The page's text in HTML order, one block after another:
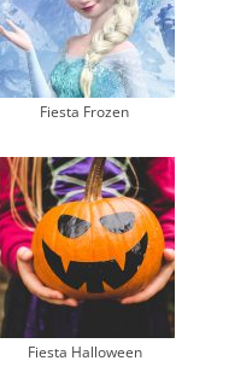
Fiesta Frozen
Fiesta Halloween